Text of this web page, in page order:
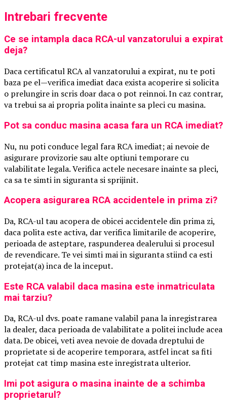
Intrebari frecvente
Ce se intampla daca RCA-ul vanzatorului a expirat
deja?
Daca certificatul RCA al vanzatorului a expirat, nu te poti
baza pe el—verifica imediat daca exista acoperire si solicita
o prelungire in scris doar daca o pot reinnoi. In caz contrar,
va trebui sa ai propria polita inainte sa pleci cu masina.
Pot sa conduc masina acasa fara un RCA imediat?
Nu, nu poti conduce legal fara RCA imediat; ai nevoie de
asigurare provizorie sau alte optiuni temporare cu
valabilitate legala. Verifica actele necesare inainte sa pleci,
ca sa te simti in siguranta si sprijinit.
Acopera asigurarea RCA accidentele in prima zi?
Da, RCA-ul tau acopera de obicei accidentele din prima zi,
daca polita este activa, dar verifica limitarile de acoperire,
perioada de asteptare, raspunderea dealerului si procesul
de revendicare. Te vei simti mai in siguranta stiind ca esti
protejat(a) inca de la inceput.
Este RCA valabil daca masina este inmatriculata
mai tarziu?
Da, RCA-ul dvs. poate ramane valabil pana la inregistrarea
la dealer, daca perioada de valabilitate a politei include acea
data. De obicei, veti avea nevoie de dovada dreptului de
proprietate si de acoperire temporara, astfel incat sa fiti
protejat cat timp masina este inregistrata ulterior.
Imi pot asigura o masina inainte de a schimba
proprietarul?